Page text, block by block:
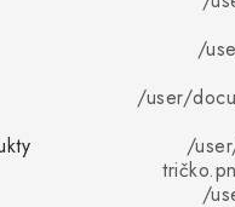
/
/user/
/
/